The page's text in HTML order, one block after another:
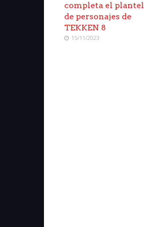
completa el plantel
de personajes de
TEKKEN 8
15/11/2023